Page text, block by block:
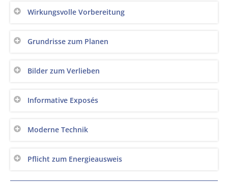
Wirkungsvolle Vorbereitung
Grundrisse zum Planen
Bilder zum Verlieben
Informative Exposés
Moderne Technik
Pflicht zum Energieausweis